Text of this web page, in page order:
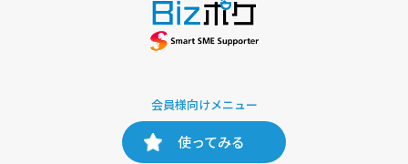
会員様向けメニュー
使ってみる